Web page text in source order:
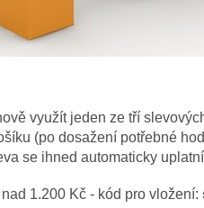
využít jeden ze tří
(po dosažení potřebné
se ihned automaticky
1.200 Kč - kód pro vložení: